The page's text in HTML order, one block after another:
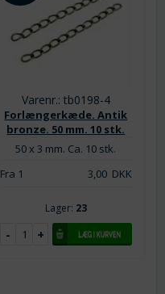
Varenr.: tb0198-4
Forlængerkæde. Antik
bronze. 50 mm. 10 stk.
50 x 3 mm. Ca. 10 stk.
Fra 1
3,00DKK
Lager: 23